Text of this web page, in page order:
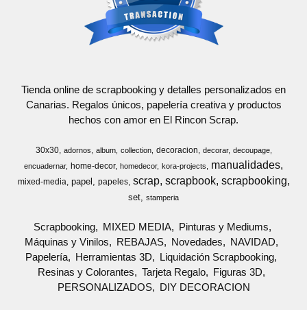
Tienda online de scrapbooking y detalles personalizados en
Canarias. Regalos únicos, papelería creativa y productos
hechos con amor en El Rincon Scrap.
30x30 adornos album collection decoracion decorar
decoupage
encuadernar
home-decor homedecor kora-projects manualidades
mixed-media papel papeles scrap scrapbook scrapbooking
set stamperia
Scrapbooking MIXED MEDIA
Pinturas y Mediums
Máquinas y Vinilos
REBAJAS Novedades
NAVIDAD
Papelería
Herramientas 3D
Liquidación Scrapbooking
Resinas y Colorantes
Tarjeta Regalo
Figuras 3D
PERSONALIZADOS
DIY DECORACION